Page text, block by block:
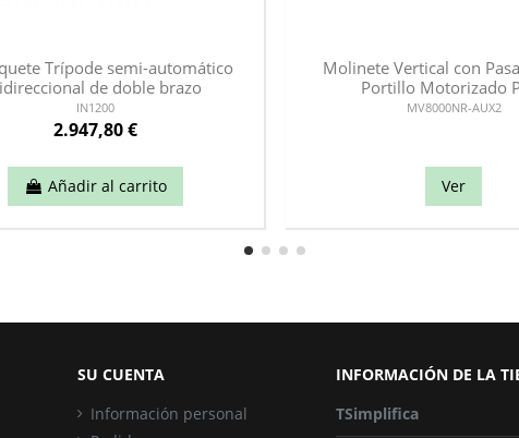
Trípode semi-automático
de doble brazo
IN1200
2.947,80 €
Añadir al carrito
Molinete Vertical con
Portillo Motorizado
MV8000NR-AUX2
Ver
SU CUENTA
Información personal
INFORMACIÓN DE LA
TSimplifica